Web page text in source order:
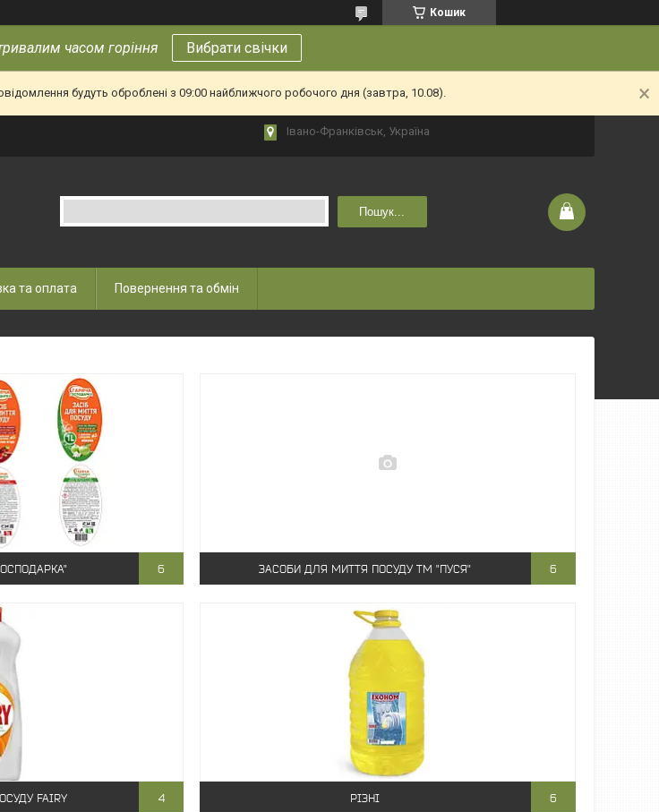
Кошик
часом горіння Вибрати свічки
будуть оброблені з 09:00 найближчого робочого дня (завтра, 10.08).
Івано-Франківськ, Україна
Пошук...
та оплата Повернення та обмін
6 ЗАСОБИ ДЛЯ МИТТЯ ПОСУДУ ТМ "ПУСЯ" 6
FAIRY 4 РІЗНІ 6